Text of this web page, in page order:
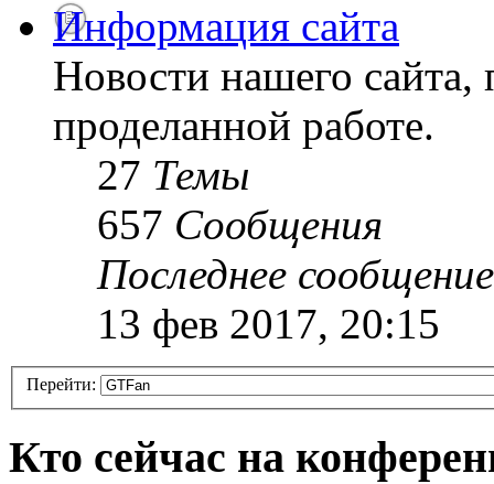
Информация сайта
Новости нашего
проделанной работе.
27 Темы
657 Сообщения
Последнее сообщение
13 фев 2017, 20:15
Перейти:
Кто сейчас на